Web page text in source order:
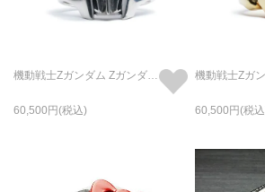
機動戦士Zガンダム Zガンダムフェイスリング / 指輪
60,500 60,500